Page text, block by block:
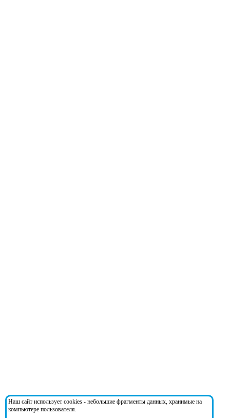
Наш сайт использует cookies - небольшие фрагменты данных, хранимые на
компьютере пользователя.